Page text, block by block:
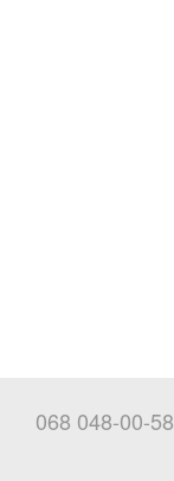
068 048-00-58